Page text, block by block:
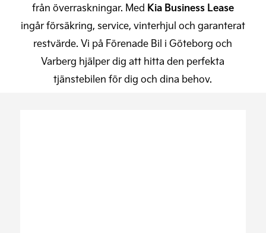
från överraskningar. Med Kia Business Lease
ingår försäkring, service, vinterhjul och garanterat
restvärde. Vi på Förenade Bil i Göteborg och
Varberg hjälper dig att hitta den perfekta
tjänstebilen för dig och dina behov.